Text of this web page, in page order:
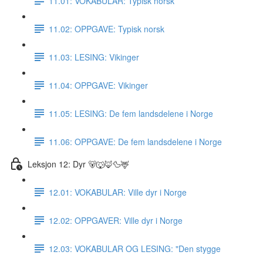
11.02: OPPGAVE: Typisk norsk
11.03: LESING: Vikinger
11.04: OPPGAVE: Vikinger
11.05: LESING: De fem landsdelene i Norge
11.06: OPPGAVE: De fem landsdelene i Norge
Leksjon 12: Dyr 🐻🐺🦊🦆🦌
12.01: VOKABULAR: Ville dyr i Norge
12.02: OPPGAVER: Ville dyr i Norge
12.03: VOKABULAR OG LESING: "Den stygge